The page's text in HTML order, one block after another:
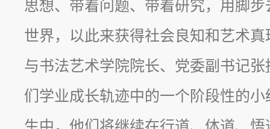
思想、带着问题、带着研究，用脚
世界，以此来获得社会良知和艺术
与书法艺术学院院长、党委副书记
们学业成长轨迹中的一个阶段性的